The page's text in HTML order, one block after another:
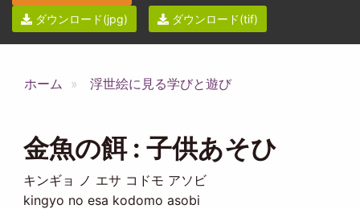
ダウンロード(jpg)
ダウンロード(tif)
ホーム 浮世絵に見る学びと遊び
金魚の餌 : 子供あそひ
キンギョ ノ エサ コドモ アソビ
kingyo no esa kodomo asobi